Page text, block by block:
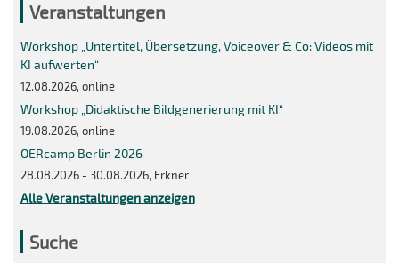
Veranstaltungen
Workshop „Untertitel, Übersetzung, Voiceover & Co: Videos mit
KI aufwerten“
12.08.2026, online
Workshop „Didaktische Bildgenerierung mit KI“
19.08.2026, online
OERcamp Berlin 2026
28.08.2026 - 30.08.2026, Erkner
Alle Veranstaltungen anzeigen
Suche